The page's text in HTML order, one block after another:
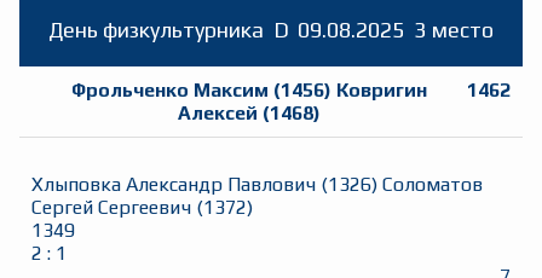
День физкультурника D 09.08.2025 3 место
Фрольченко Максим (1456) Ковригин
Алексей (1468)
1462
Хлыповка Александр Павлович (1326) Соломатов
Сергей Сергеевич (1372)
1349
2 : 1